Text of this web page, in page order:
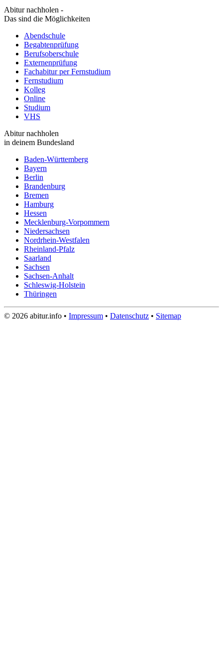
Abitur nachholen -
Das sind die Möglichkeiten
Abendschule
Begabtenprüfung
Berufsoberschule
Externenprüfung
Fachabitur per Fernstudium
Fernstudium
Kolleg
Online
Studium
VHS
Abitur nachholen
in deinem Bundesland
Baden-Württemberg
Bayern
Berlin
Brandenburg
Bremen
Hamburg
Hessen
Mecklenburg-Vorpommern
Niedersachsen
Nordrhein-Westfalen
Rheinland-Pfalz
Saarland
Sachsen
Sachsen-Anhalt
Schleswig-Holstein
Thüringen
© 2026 abitur.info • Impressum • Datenschutz • Sitemap